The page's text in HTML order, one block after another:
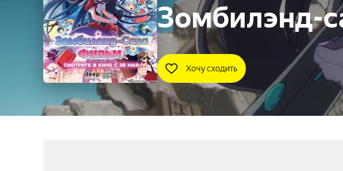
Зомбилэнд-
Хочу сходить